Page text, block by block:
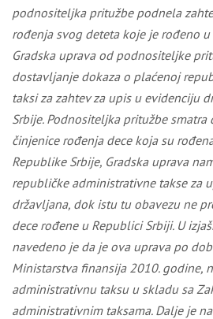
podnositeljka pritužbe podnela
rođenja svog deteta koje je rođeno u
Gradska uprava od podnositeljke
dostavljanje dokaza o plaćenoj
taksi za zahtev za upis u evidenciju
Srbije. Podnositeljka pritužbe smatra
činjenice rođenja dece koja su
Republike Srbije, Gradska uprava
republičke administrativne takse za
državljana, dok istu tu obavezu ne
dece rođene u Republici Srbiji. U
navedeno je da je ova uprava po
Ministarstva finansija 2010. godine,
administrativnu taksu u skladu sa
administrativnim taksama. Dalje je